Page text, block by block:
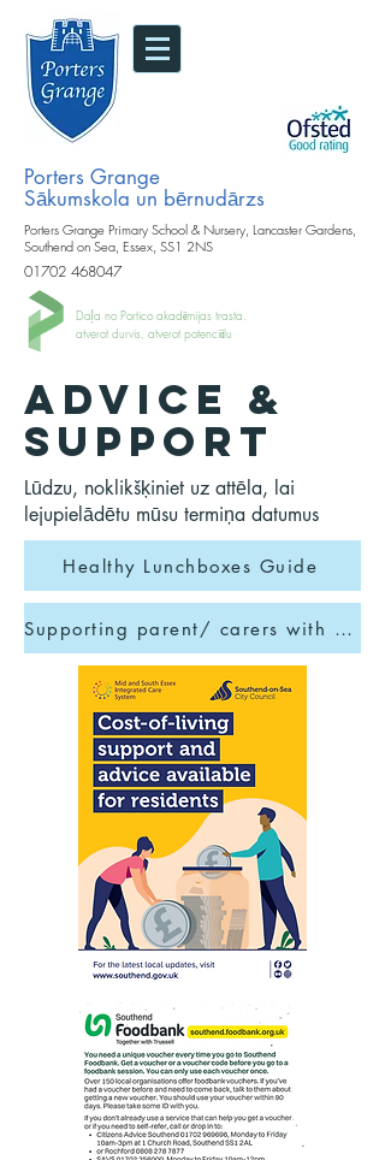
Porters Grange
Sākumskola un bērnudārzs
Porters Grange Primary School & Nursery, Lancaster Gardens,
Southend on Sea, Essex, SS1 2NS
01702 468047
Daļa no Portico akadēmijas trasta.
atverot durvis, atverot potenciālu
ADVICE &
SUPPORT
Lūdzu, noklikšķiniet uz attēla, lai
lejupielādētu mūsu termiņa datumus
Healthy Lunchboxes Guide
Supporting parent/ carers with children aged between 5-10 years old